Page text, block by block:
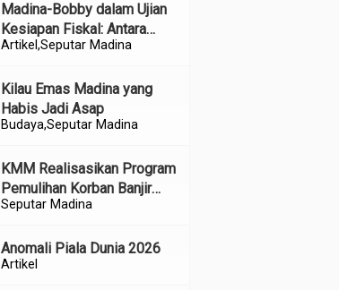
Artikel Seputar Madina
Madina-Bobby dalam Ujian
Kesiapan Fiskal: Antara
Kedekatan Politik dan
BudayaSeputar Madina
Kilau Emas Madina yang
Habis Jadi Asap
Seputar Madina
KMM Realisasikan Program
Pemulihan Korban Banjir
dan Longsor di Kabupaten
Artikel
Anomali Piala Dunia 2026